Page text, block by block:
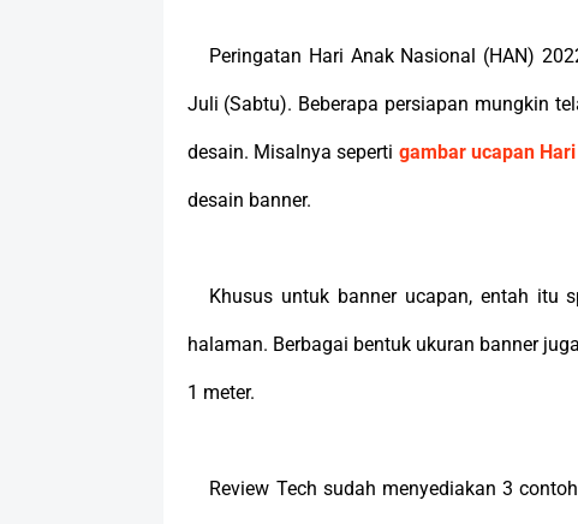
Peringatan Hari Anak Nasional (HAN)
Juli (Sabtu). Beberapa persiapan mungkin
desain. Misalnya seperti gambar ucapan
desain banner.
Khusus untuk banner ucapan, entah itu
halaman. Berbagai bentuk ukuran banner
1 meter.
Review Tech sudah menyediakan 3